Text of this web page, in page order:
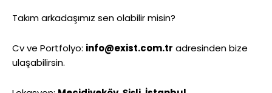
Takım arkadaşımız sen olabilir misin?
Cv ve Portfolyo: info@exist.com.tr adresinden bize
ulaşabilirsin.